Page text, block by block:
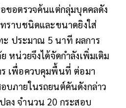
ขอตรวจค้นแต่กลุ่มบุคคลดัง
ราบชนิดและขนาดยิงใส่
ะ ประมาณ 5 นาที ผลการ
หน่วยจึงได้จัดกำลังเพิ่มเติม
เพื่อควบคุมพื้นที่ ต่อมา
บภายในรถยนต์คันดังกล่าว
ง จำนวน 20 กระสอบ